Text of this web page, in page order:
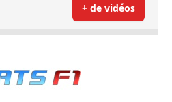
+ de vidéos